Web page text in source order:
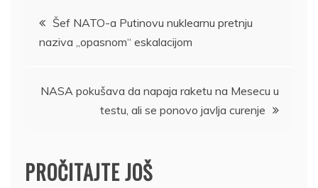
Kretanje
članka
Šef NATO-a Putinovu nuklearnu pretnju
naziva „opasnom“ eskalacijom
NASA pokušava da napaja raketu na Mesecu u
testu, ali se ponovo javlja curenje
PROČITAJTE JOŠ